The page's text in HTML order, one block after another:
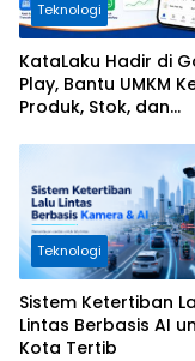
Teknologi
KataLaku Hadir di
Play, Bantu UMKM
Produk, Stok, dan
Teknologi
Sistem Ketertiban
Lintas Berbasis AI
Kota Tertib